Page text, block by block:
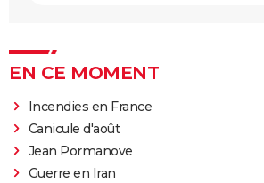
EN CE MOMENT
Incendies en France
Canicule d'août
Jean Pormanove
Guerre en Iran